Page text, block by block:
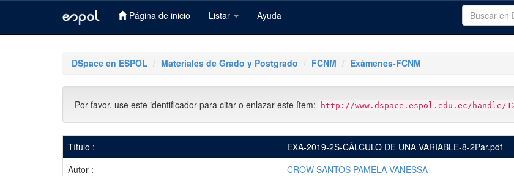
Página de inicio Listar Ayuda
DSpace en ESPOL Materiales de Grado y Postgrado FCNM Exámenes-FCNM
Por favor, use este identificador para citar o enlazar este ítem: http://www.dspace.espol.edu.ec/handle/
Título :
EXA-2019-2S-CÁLCULO DE UNA VARIABLE-8-2Par.pdf
Autor :
CROW SANTOS PAMELA VANESSA